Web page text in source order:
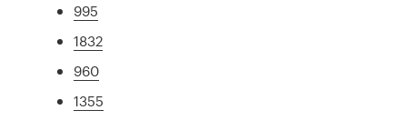
995
1832
960
1355